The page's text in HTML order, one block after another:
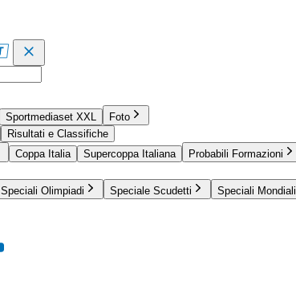
Sportmediaset XXL
Foto
Risultati e Classifiche
Coppa Italia Supercoppa Italiana Probabili Formazioni
Speciali Olimpiadi Speciale Scudetti Speciali Mondiali